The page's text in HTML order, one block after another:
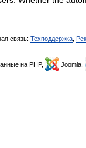
связь: Техподдержка
на PHP, Joomla,